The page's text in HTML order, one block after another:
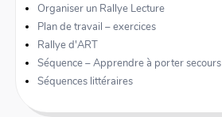
Organiser un Rallye Lecture
Plan de travail – exercices
Rallye d'ART
Séquence – Apprendre à porter secours
Séquences littéraires